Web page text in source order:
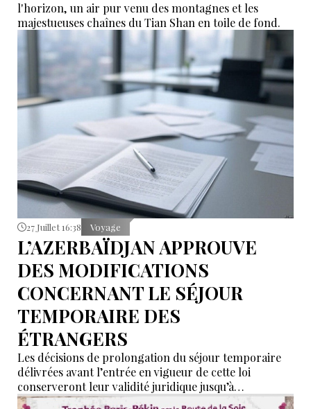
l'horizon, un air pur venu des montagnes et les
majestueuses chaînes du Tian Shan en toile de fond.
27 Juillet 16:38 Voyage
L’AZERBAÏDJAN APPROUVE
DES MODIFICATIONS
CONCERNANT LE SÉJOUR
TEMPORAIRE DES
ÉTRANGERS
Les décisions de prolongation du séjour temporaire
délivrées avant l’entrée en vigueur de cette loi
conserveront leur validité juridique jusqu’à
l’expiration de la période qui y est indiquée.